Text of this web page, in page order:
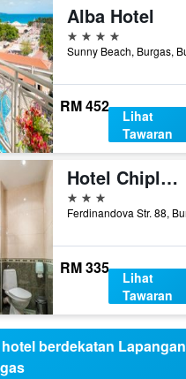
Alba Hotel
4 bintang
RM 452
Lihat
Tawaran
Hotel Chiplakoff
3 bintang
RM 335
Lihat
Tawaran
berdekatan Lapangan